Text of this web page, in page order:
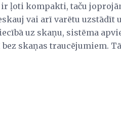
ļoti kompakti, taču
vai arī varētu uzstādīt
uz skaņu, sistēma
skaņas traucējumiem.